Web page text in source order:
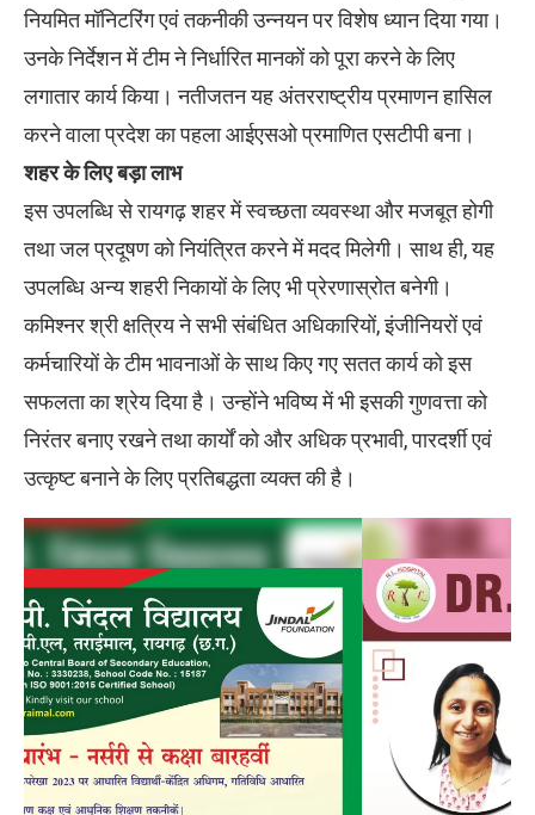
नियमित मॉनिटरिंग एवं तकनीकी उन्नयन पर विशेष ध्यान दिया गया।
उनके निर्देशन में टीम ने निर्धारित मानकों को पूरा करने के लिए
लगातार कार्य किया। नतीजतन यह अंतरराष्ट्रीय प्रमाणन हासिल
करने वाला प्रदेश का पहला आईएसओ प्रमाणित एसटीपी बना।
शहर के लिए बड़ा लाभ
इस उपलब्धि से रायगढ़ शहर में स्वच्छता व्यवस्था और मजबूत होगी
तथा जल प्रदूषण को नियंत्रित करने में मदद मिलेगी। साथ ही, यह
उपलब्धि अन्य शहरी निकायों के लिए भी प्रेरणास्रोत बनेगी।
कमिश्नर श्री क्षत्रिय ने सभी संबंधित अधिकारियों, इंजीनियरों एवं
कर्मचारियों के टीम भावनाओं के साथ किए गए सतत कार्य को इस
सफलता का श्रेय दिया है। उन्होंने भविष्य में भी इसकी गुणवत्ता को
निरंतर बनाए रखने तथा कार्यों को और अधिक प्रभावी, पारदर्शी एवं
उत्कृष्ट बनाने के लिए प्रतिबद्धता व्यक्त की है।